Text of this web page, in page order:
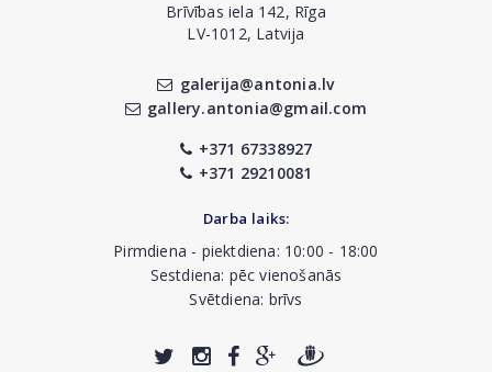
Brīvības iela 142, Rīga
LV-1012, Latvija
galerija@antonia.lv
gallery.antonia@gmail.com
+371 67338927
+371 29210081
Darba laiks:
Pirmdiena - piektdiena: 10:00 - 18:00
Sestdiena: pēc vienošanās
Svētdiena: brīvs